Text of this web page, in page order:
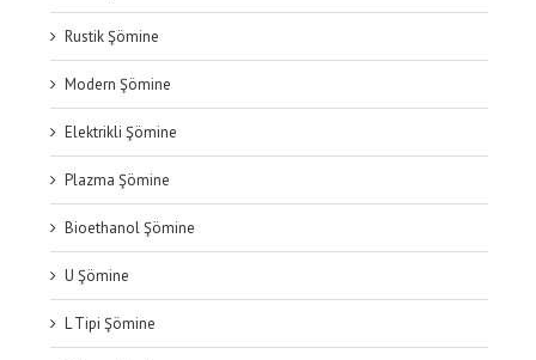
Rustik Şömine
Modern Şömine
Elektrikli Şömine
Plazma Şömine
Bioethanol Şömine
U Şömine
L Tipi Şömine